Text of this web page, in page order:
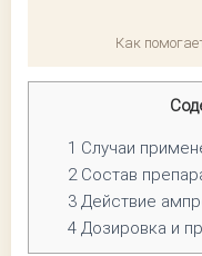
Как
1 Случаи
2Состав
3 Действие
4 Дозировка и